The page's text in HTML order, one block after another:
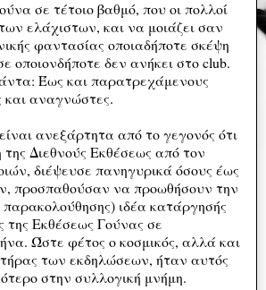
σε τέτοιο βαθμό, που οι πολλοί
ελάχιστων, και να μοιάζει σαν
φαντασίας οποιαδήποτε σκέψη
οποιονδήποτε δεν ανήκει στο club.
Έως και παρατρεχάμενους
και αναγνώστες.
ανεξάρτητα από το γεγονός ότι
Διεθνούς Εκθέσεως από τον
διέψευσε πανηγυρικά όσους έως
προσπαθούσαν να προωθήσουν την
παρακολούθησης) ιδέα κατάργησής
της Εκθέσεως Γούνας σε
Ώστε φέτος ο κοσμικός, αλλά και
των εκδηλώσεων, ήταν αυτός
στην συλλογική μνήμη.